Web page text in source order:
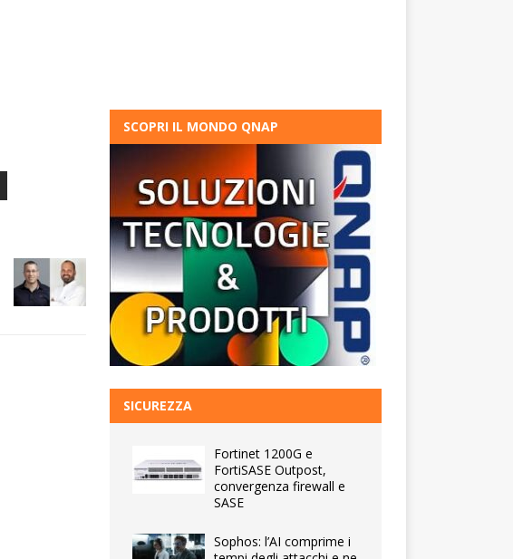
SCOPRI IL MONDO QNAP
SICUREZZA
Fortinet 1200G e
FortiSASE Outpost,
convergenza firewall e
SASE
Sophos: l’AI comprime i